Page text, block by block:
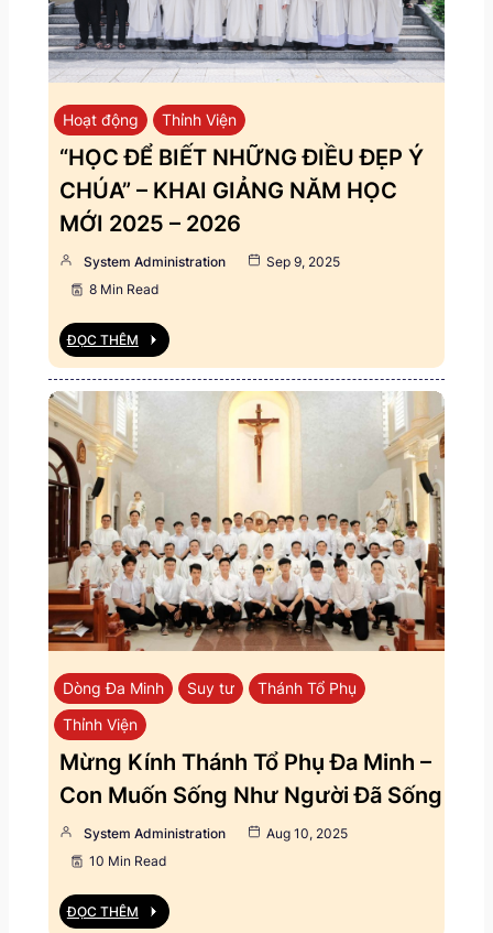
Hoạt động Thỉnh Viện
“HỌC ĐỂ BIẾT NHỮNG ĐIỀU ĐẸP Ý
CHÚA” – KHAI GIẢNG NĂM HỌC
MỚI 2025 – 2026
System Administration
Sep 9, 2025
8 Min Read
ĐỌC THÊM
Dòng Đa Minh Suy tư
Thánh Tổ Phụ
Thỉnh Viện
Mừng Kính Thánh Tổ Phụ Đa Minh –
Con Muốn Sống Như Người Đã Sống
System Administration
Aug 10, 2025
10 Min Read
ĐỌC THÊM